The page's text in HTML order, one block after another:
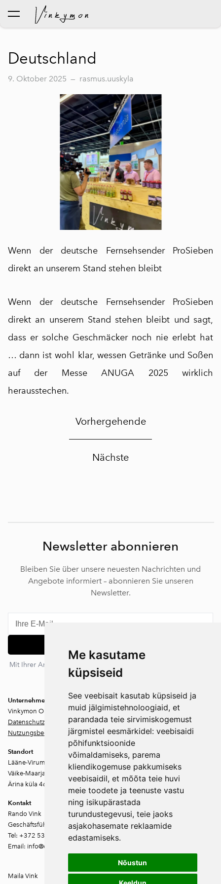
Me kasutame
küpsiseid
See veebisait kasutab küpsiseid ja
muid jälgimistehnoloogiaid, et
parandada teie sirvimiskogemust
järgmistel eesmärkidel: veebisaidi
põhifunktsioonide
võimaldamiseks, parema
kliendikogemuse pakkumiseks
veebisaidil, et mõõta teie huvi
meie toodete ja teenuste vastu
ning isikupärastada
turundustegevusi, teie jaoks
asjakohasemate reklaamide
edastamiseks.
Nõustun
wurde dem Warenkorb
hinzugefügt..
Deutschland
9. Oktober 2025 — rasmus.uuskyla
Wenn der deutsche Fernsehsender ProSieben
direkt an unserem Stand stehen bleibt
Wenn der deutsche Fernsehsender ProSieben
direkt an unserem Stand stehen bleibt und sagt,
dass er solche Geschmäcker noch nie erlebt hat
… dann ist wohl klar, wessen Getränke und Soßen
auf der Messe ANUGA 2025 wirklich
herausstechen.
Vorhergehende
Nächste
Newsletter abonnieren
Bleiben Sie über unsere neuesten Nachrichten und
Angebote informiert – abonnieren Sie unseren
Newsletter.
Mit Ihrer Anmeldung stimmen Sie unserer Datenschutzerklärung
zu. Sie können sich jederzeit abmelden.
Unternehmen
Vinkymon OÜ
Datenschutz
Nutzungsbedingungen
Standort
Lääne-Virumaa
Väike-Maarja vald
Ärina küla 46202
Kontakt
Rando Vink
Geschäftsführer
Tel: +372 53444844
Email: info@ebakudoonia.ee
Maila Vink